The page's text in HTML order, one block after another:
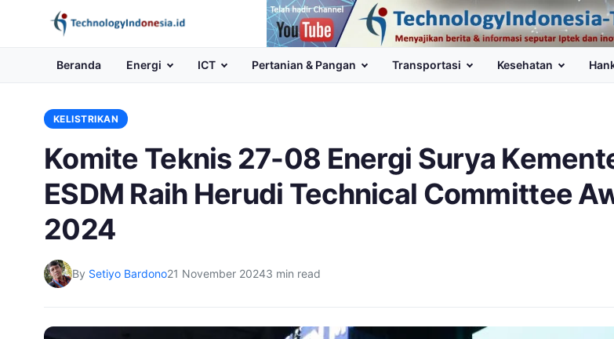
Channel
Youtube
Beranda Energi ICT Pertanian & Pangan Transportasi Kesehatan
KELISTRIKAN
Komite Teknis 27-08 Energi Surya
ESDM Raih Herudi Technical Committee
2024
By Setiyo Bardono21 November 20243 min read